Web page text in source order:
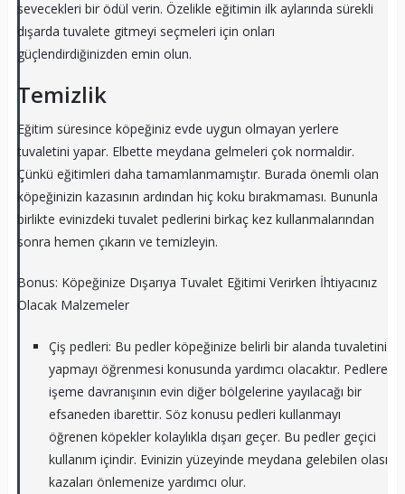
sevecekleri bir ödül verin. Özelikle eğitimin ilk aylarında sürekli
dışarda tuvalete gitmeyi seçmeleri için onları
güçlendirdiğinizden emin olun.
Temizlik
Eğitim süresince köpeğiniz evde uygun olmayan yerlere
tuvaletini yapar. Elbette meydana gelmeleri çok normaldir.
Çünkü eğitimleri daha tamamlanmamıştır. Burada önemli olan
köpeğinizin kazasının ardından hiç koku bırakmaması. Bununla
birlikte evinizdeki tuvalet pedlerini birkaç kez kullanmalarından
sonra hemen çıkarın ve temizleyin.
Bonus: Köpeğinize Dışarıya Tuvalet Eğitimi Verirken İhtiyacınız
Olacak Malzemeler
Çiş pedleri: Bu pedler köpeğinize belirli bir alanda tuvaletini
yapmayı öğrenmesi konusunda yardımcı olacaktır. Pedlere
işeme davranışının evin diğer bölgelerine yayılacağı bir
efsaneden ibarettir. Söz konusu pedleri kullanmayı
öğrenen köpekler kolaylıkla dışarı geçer. Bu pedler geçici
kullanım içindir. Evinizin yüzeyinde meydana gelebilen olası
kazaları önlemenize yardımcı olur.